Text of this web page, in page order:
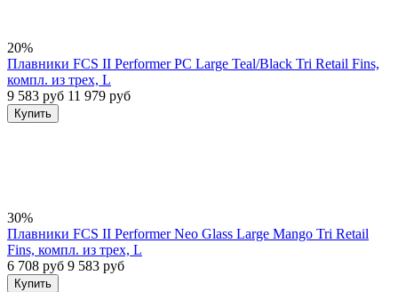
20%
Плавники FCS II Performer PC Large Teal/Black Tri Retail Fins,
компл. из трех, L
9 583 руб 11 979 руб
Купить
30%
Плавники FCS II Performer Neo Glass Large Mango Tri Retail
Fins, компл. из трех, L
6 708 руб 9 583 руб
Купить